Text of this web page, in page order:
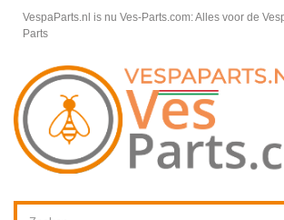
VespaParts.nl is nu Ves-Parts.com: Alles voor de
Parts